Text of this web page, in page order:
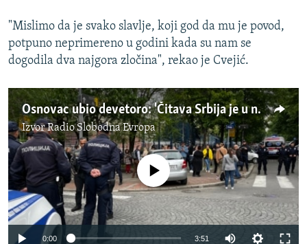
"Mislimo da je svako slavlje, koji god da mu je povod,
potpuno neprimereno u godini kada su nam se
dogodila dva najgora zločina", rekao je Cvejić.
Osnovac ubio devetoro: 'Čitava Srbija je u njegovim pucnjevima'
IzvorRadio Slobodna Evropa
No media source currently available
0:00 3:51